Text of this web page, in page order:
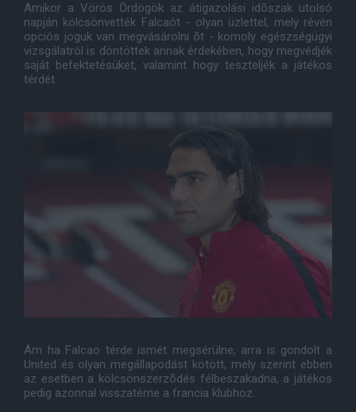
Amikor a Vörös Ördögök az átigazolási idõszak utolsó
napján kölcsönvették Falcaót - olyan üzlettel, mely révén
opciós joguk van megvásárolni õt - komoly egészségügyi
vizsgálatról is döntöttek annak érdekében, hogy megvédjék
saját befektetésüket, valamint hogy teszteljék a játékos
térdét.
Ám ha Falcao térde ismét megsérülne, arra is gondolt a
United és olyan megállapodást kötött, mely szerint ebben
az esetben a kölcsönszerzõdés félbeszakadna, a játékos
pedig azonnal visszatérne a francia klubhoz.